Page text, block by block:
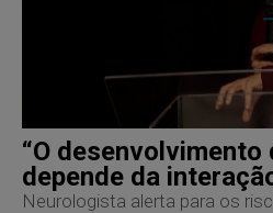
“O desenvolvimento
depende da
Neurologista alerta para os